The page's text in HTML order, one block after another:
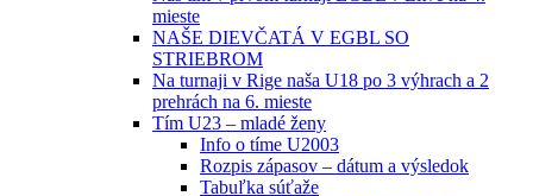
mieste
NAŠE DIEVČATÁ V EGBL SO
STRIEBROM
Na turnaji v Rige naša U18 po 3 výhrach a 2
prehrách na 6. mieste
Tím U23 – mladé ženy
Info o tíme U2003
Rozpis zápasov – dátum a výsledok
Tabuľka súťaže